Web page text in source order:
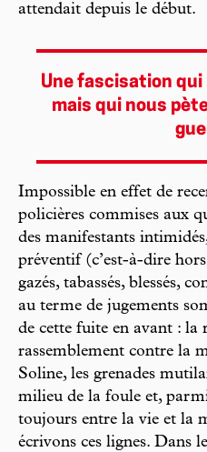
attendait depuis le début.
Une fascisation qui
mais qui nous
Impossible en effet de
policières commises aux
des manifestants
préventif (c’est-à-dire
gazés, tabassés, blessés,
au terme de jugements
de cette fuite en avant : la
rassemblement contre la
Soline, les grenades
milieu de la foule et,
toujours entre la vie et la
écrivons ces lignes. Dans